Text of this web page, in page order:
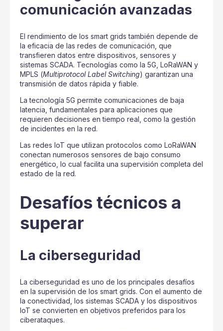
comunicación avanzadas
El rendimiento de los smart grids también depende de
la eficacia de las redes de comunicación, que
transfieren datos entre dispositivos, sensores y
sistemas SCADA. Tecnologías como la 5G, LoRaWAN y
MPLS (Multiprotocol Label Switching) garantizan una
transmisión de datos rápida y fiable.
La tecnología 5G permite comunicaciones de baja
latencia, fundamentales para aplicaciones que
requieren decisiones en tiempo real, como la gestión
de incidentes en la red.
Las redes IoT que utilizan protocolos como LoRaWAN
conectan numerosos sensores de bajo consumo
energético, lo cual facilita una supervisión completa del
estado de la red.
Desafíos técnicos a
superar
La ciberseguridad
La ciberseguridad es uno de los principales desafíos
en la supervisión de los smart grids. Con el aumento de
la conectividad, los sistemas SCADA y los dispositivos
IoT se convierten en objetivos preferidos para los
ciberataques.